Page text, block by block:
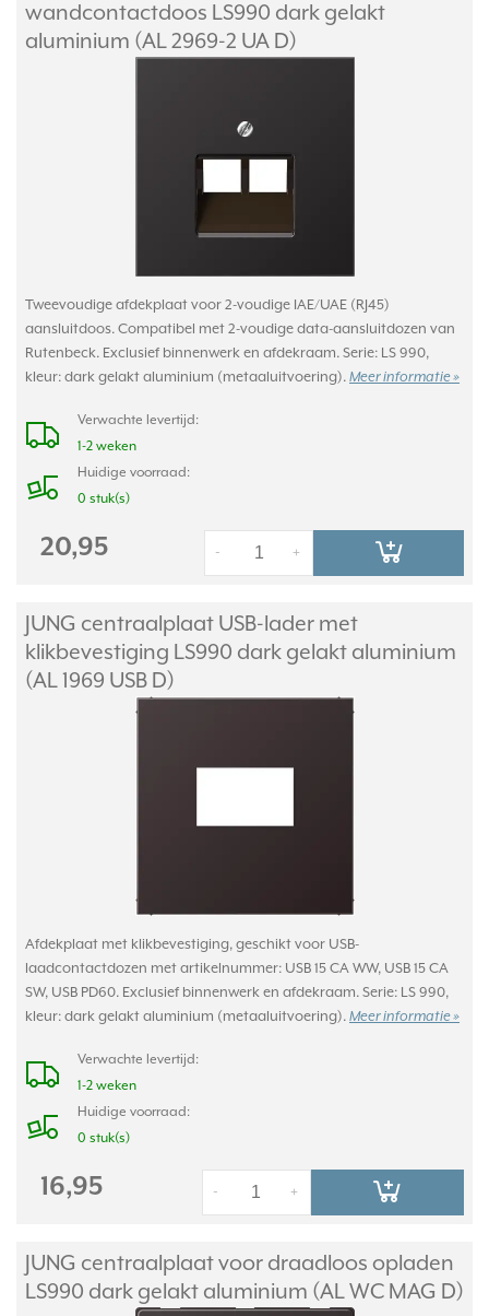
wandcontactdoos LS990 dark gelakt
aluminium (AL 2969-2 UA D)
Tweevoudige afdekplaat voor 2-voudige IAE/UAE (RJ45)
aansluitdoos. Compatibel met 2-voudige data-aansluitdozen van
Rutenbeck. Exclusief binnenwerk en afdekraam. Serie: LS 990,
kleur: dark gelakt aluminium (metaaluitvoering). Meer informatie »
Verwachte levertijd:
1-2 weken
Huidige voorraad:
0 stuk(s)
20,95 +
-
JUNG centraalplaat USB-lader met
klikbevestiging LS990 dark gelakt aluminium
(AL 1969 USB D)
Afdekplaat met klikbevestiging, geschikt voor USB-
laadcontactdozen met artikelnummer: USB 15 CA WW, USB 15 CA
SW, USB PD60. Exclusief binnenwerk en afdekraam. Serie: LS 990,
kleur: dark gelakt aluminium (metaaluitvoering). Meer informatie »
Verwachte levertijd:
1-2 weken
Huidige voorraad:
0 stuk(s)
16,95 +
-
JUNG centraalplaat voor draadloos opladen
LS990 dark gelakt aluminium (AL WC MAG D)